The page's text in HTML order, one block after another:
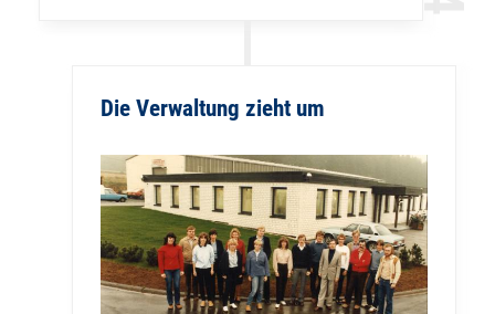
Die Verwaltung zieht um